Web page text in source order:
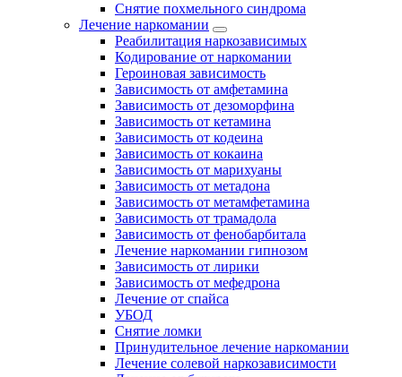
Снятие похмельного синдрома
Лечение наркомании
Реабилитация наркозависимых
Кодирование от наркомании
Героиновая зависимость
Зависимость от амфетамина
Зависимость от дезоморфина
Зависимость от кетамина
Зависимость от кодеина
Зависимость от кокаина
Зависимость от марихуаны
Зависимость от метадона
Зависимость от метамфетамина
Зависимость от трамадола
Зависимость от фенобарбитала
Лечение наркомании гипнозом
Зависимость от лирики
Зависимость от мефедрона
Лечение от спайса
УБОД
Снятие ломки
Принудительное лечение наркомании
Лечение солевой наркозависимости